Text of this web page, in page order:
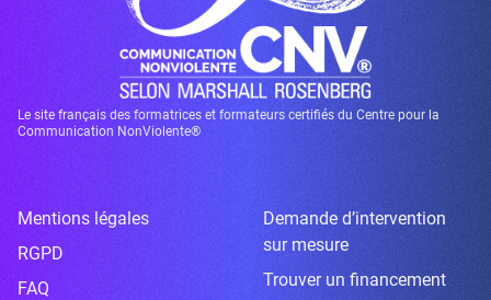
Le site français des formatrices et formateurs certifiés du Centre pour la
Communication NonViolente®
Mentions légales
RGPD
FAQ
Demande d’intervention
sur mesure
Trouver un financement